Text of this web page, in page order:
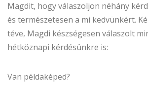
Magdit, hogy válaszoljon néhány
és természetesen a mi kedvünkért.
téve, Magdi készségesen válaszolt
hétköznapi kérdésünkre is:
Van példaképed?